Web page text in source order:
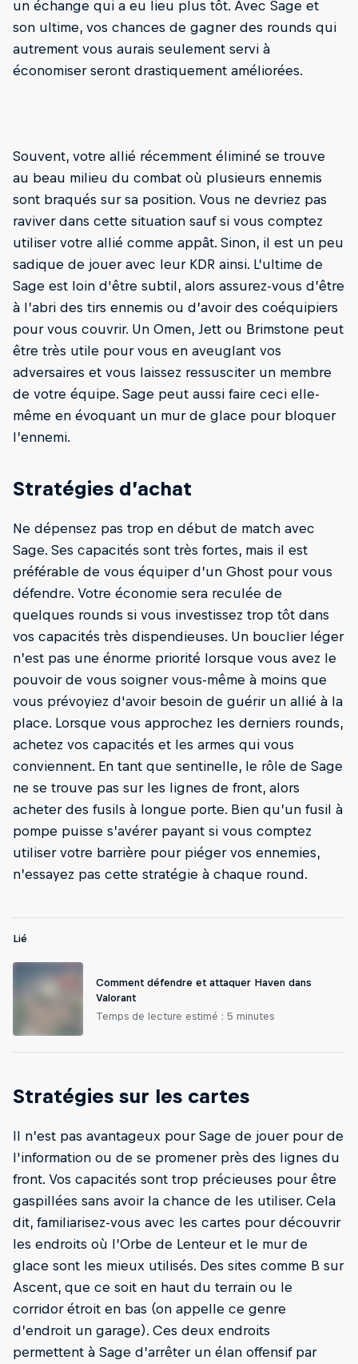
un échange qui a eu lieu plus tôt. Avec Sage et
son ultime, vos chances de gagner des rounds qui
autrement vous aurais seulement servi à
économiser seront drastiquement améliorées.
Souvent, votre allié récemment éliminé se trouve
au beau milieu du combat où plusieurs ennemis
sont braqués sur sa position. Vous ne devriez pas
raviver dans cette situation sauf si vous comptez
utiliser votre allié comme appât. Sinon, il est un peu
sadique de jouer avec leur KDR ainsi. L’ultime de
Sage est loin d'être subtil, alors assurez-vous d’être
à l’abri des tirs ennemis ou d’avoir des coéquipiers
pour vous couvrir. Un Omen, Jett ou Brimstone peut
être très utile pour vous en aveuglant vos
adversaires et vous laissez ressusciter un membre
de votre équipe. Sage peut aussi faire ceci elle-
même en évoquant un mur de glace pour bloquer
l’ennemi.
Stratégies d’achat
Ne dépensez pas trop en début de match avec
Sage. Ses capacités sont très fortes, mais il est
préférable de vous équiper d’un Ghost pour vous
défendre. Votre économie sera reculée de
quelques rounds si vous investissez trop tôt dans
vos capacités très dispendieuses. Un bouclier léger
n’est pas une énorme priorité lorsque vous avez le
pouvoir de vous soigner vous-même à moins que
vous prévoyiez d'avoir besoin de guérir un allié à la
place. Lorsque vous approchez les derniers rounds,
achetez vos capacités et les armes qui vous
conviennent. En tant que sentinelle, le rôle de Sage
ne se trouve pas sur les lignes de front, alors
acheter des fusils à longue porte. Bien qu’un fusil à
pompe puisse s’avérer payant si vous comptez
utiliser votre barrière pour piéger vos ennemies,
n’essayez pas cette stratégie à chaque round.
Lié
Comment défendre et attaquer Haven dans
Valorant
Temps de lecture estimé : 5 minutes
Stratégies sur les cartes
Il n’est pas avantageux pour Sage de jouer pour de
l'information ou de se promener près des lignes du
front. Vos capacités sont trop précieuses pour être
gaspillées sans avoir la chance de les utiliser. Cela
dit, familiarisez-vous avec les cartes pour découvrir
les endroits où l’Orbe de Lenteur et le mur de
glace sont les mieux utilisés. Des sites comme B sur
Ascent, que ce soit en haut du terrain ou le
corridor étroit en bas (on appelle ce genre
d’endroit un garage). Ces deux endroits
permettent à Sage d’arrêter un élan offensif par